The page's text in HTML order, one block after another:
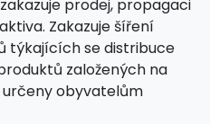
prodej, propagaci
Zakazuje šíření
týkajících se distribuce
založených na
obyvatelům